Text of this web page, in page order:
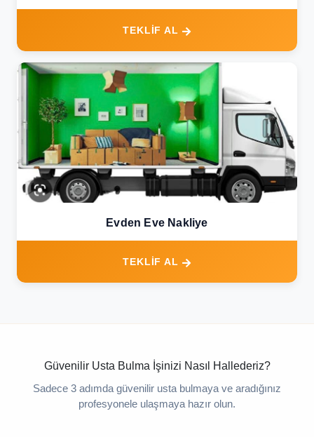
TEKLİF AL
Evden Eve Nakliye
TEKLİF AL
Güvenilir Usta Bulma İşinizi Nasıl Hallederiz?
Sadece 3 adımda güvenilir usta bulmaya ve aradığınız
profesyonele ulaşmaya hazır olun.